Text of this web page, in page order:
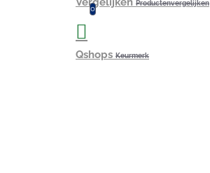
Productenvergelijken
0
Qshops Keurmerk